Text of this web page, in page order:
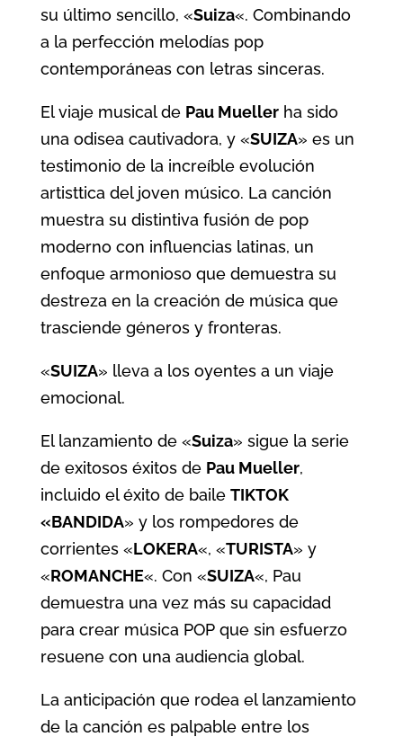
su último sencillo, «Suiza«. Combinando
a la perfección melodías pop
contemporáneas con letras sinceras.
El viaje musical de Pau Muellerha sido
una odisea cautivadora, y «SUIZA» es un
testimonio de la increíble evolución
artisttica del joven músico. La canción
muestra su distintiva fusión de pop
moderno con influencias latinas, un
enfoque armonioso que demuestra su
destreza en la creación de música que
trasciende géneros y fronteras.
«SUIZA» lleva a los oyentes a un viaje
emocional.
El lanzamiento de «Suiza» sigue la serie
de exitosos éxitos de Pau Mueller,
incluido el éxito de baile TIKTOK
«BANDIDA» y los rompedores de
corrientes «LOKERA«, «TURISTA» y
«ROMANCHE«. Con «SUIZA«, Pau
demuestra una vez más su capacidad
para crear música POP que sin esfuerzo
resuene con una audiencia global.
La anticipación que rodea el lanzamiento
de la canción es palpable entre los